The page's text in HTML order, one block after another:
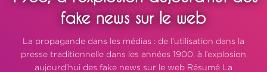
fake news sur le web
La propagande dans les médias : de l’utilisation dans la
presse traditionnelle dans les années 1900, à l’explosion
aujourd’hui des fake news sur le web Résumé La